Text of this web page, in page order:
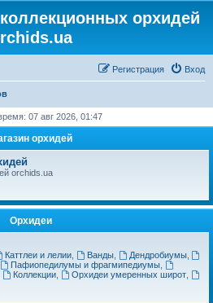
орхидей
Вход
Регистрация
07 авг 2026, 01:47
орхидей
orchids.ua
Орхидеи
Каттлеи и лелии, Ванды, Дендробиумы,
Пафиопедилумы и фрагмипедиумы,
Коллекции, Орхидеи умеренных широт,